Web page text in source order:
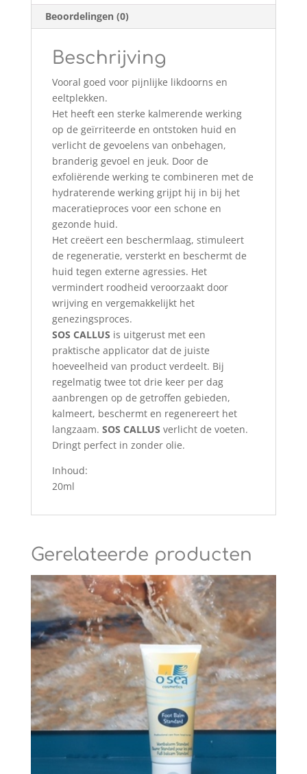
Beoordelingen (0)
Beschrijving
Vooral goed voor pijnlijke likdoorns en
eeltplekken.
Het heeft een sterke kalmerende werking
op de geïrriteerde en ontstoken huid en
verlicht de gevoelens van onbehagen,
branderig gevoel en jeuk. Door de
exfoliërende werking te combineren met de
hydraterende werking grijpt hij in bij het
maceratieproces voor een schone en
gezonde huid.
Het creëert een beschermlaag, stimuleert
de regeneratie, versterkt en beschermt de
huid tegen externe agressies. Het
vermindert roodheid veroorzaakt door
wrijving en vergemakkelijkt het
genezingsproces.
SOS CALLUS is uitgerust met een
praktische applicator dat de juiste
hoeveelheid van product verdeelt. Bij
regelmatig twee tot drie keer per dag
aanbrengen op de getroffen gebieden,
kalmeert, beschermt en regenereert het
langzaam. SOS CALLUS verlicht de voeten.
Dringt perfect in zonder olie.
Inhoud:
20ml
Gerelateerde producten